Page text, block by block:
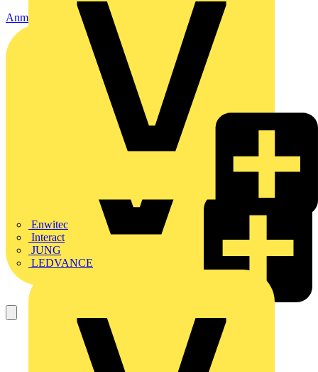
Enwitec
Interact
JUNG
LEDVANCE
Anmelden Registrierung